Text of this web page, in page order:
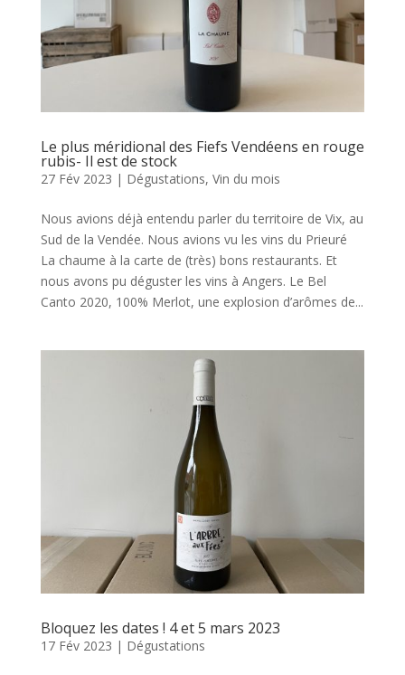
Le plus méridional des Fiefs Vendéens en rouge
rubis- Il est de stock
27 Fév 2023 | Dégustations, Vin du mois
Nous avions déjà entendu parler du territoire de Vix, au
Sud de la Vendée. Nous avions vu les vins du Prieuré
La chaume à la carte de (très) bons restaurants. Et
nous avons pu déguster les vins à Angers. Le Bel
Canto 2020, 100% Merlot, une explosion d’arômes de...
Bloquez les dates ! 4 et 5 mars 2023
17 Fév 2023 | Dégustations